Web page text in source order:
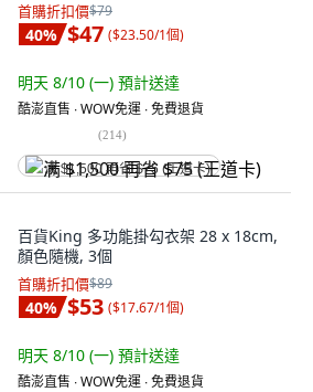
首購折扣價$79
40% $47 ($23.50/1個)
明天 8/10 (一) 預計送達
酷澎直售 ∙ WOW免運 ∙ 免費退貨
(214)
满 $1,500 再省 $75 (王道卡)
百貨King 多功能掛勾衣架 28 x 18cm,
顏色隨機, 3個
首購折扣價$89
40% $53 ($17.67/1個)
明天 8/10 (一) 預計送達
酷澎直售 ∙ WOW免運 ∙ 免費退貨